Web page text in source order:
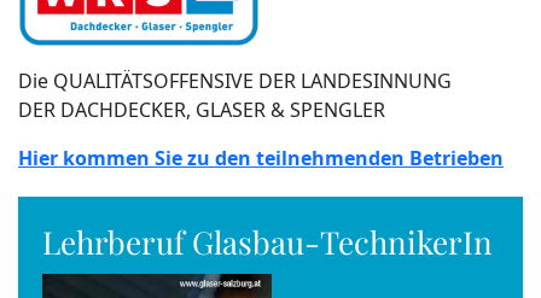
Die QUALITÄTSOFFENSIVE DER LANDESINNUNG
DER DACHDECKER, GLASER & SPENGLER
Hier kommen Sie zu den teilnehmenden Betrieben
Lehrberuf Glasbau-TechnikerIn